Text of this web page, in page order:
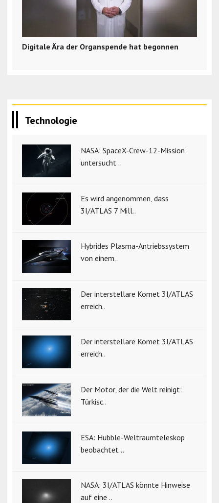
Digitale Ära der Organspende hat begonnen
Technologie
NASA: SpaceX-Crew-12-Mission
untersucht ..
Es wird angenommen, dass
3I/ATLAS 7 Mill..
Hybrides Plasma-Antriebssystem
von einem..
Der interstellare Komet 3I/ATLAS
erreich..
Der interstellare Komet 3I/ATLAS
erreich..
Der Motor, der die Welt reinigt:
Türkisc..
ESA: Hubble-Weltraumteleskop
beobachtet ..
NASA: 3I/ATLAS könnte Hinweise
auf eine ..